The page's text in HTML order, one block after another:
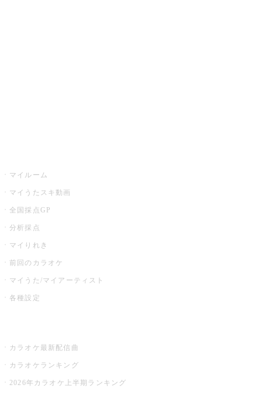
マイルーム
マイうたスキ動画
全国採点GP
分析採点
マイりれき
前回のカラオケ
マイうた/マイアーティスト
各種設定
カラオケ最新配信曲
カラオケランキング
2026年カラオケ上半期ランキング